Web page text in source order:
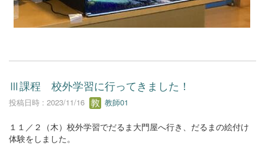
Ⅲ課程 校外学習に行ってきました！
投稿日時 : 2023/11/16 教師01
１１／２（木）校外学習でだるま大門屋へ行き、だるまの絵付け
体験をしました。